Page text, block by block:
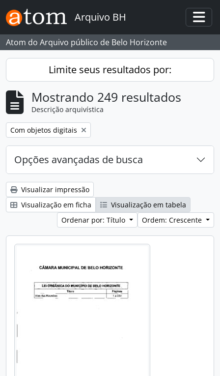
Skip to main content
Arquivo BH
Atom do Arquivo público de Belo Horizonte
Limite seus resultados por:
Mostrando 249 resultados
Descrição arquivística
Remover filtro:
Com objetos digitais
Opções avançadas de busca
Visualizar impressão
Visualização em ficha
Visualização em tabela
Ordenar por: Título
Ordem: Crescente